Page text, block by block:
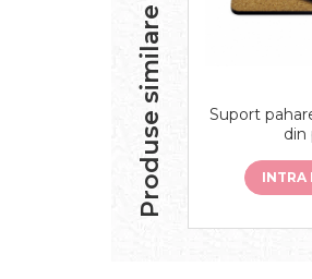
Produse similare
Suport
din
INTRA